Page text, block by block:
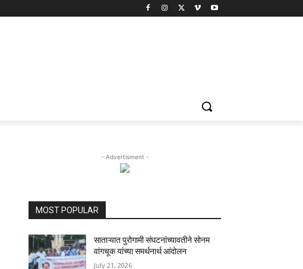
- Advertisment -
MOST POPULAR
साताऱ्यात पुरोगामी संघटनांच्यावतीने सोनम
वांगचूक यांच्या समर्थनार्थ आंदोलन
July 21, 2026